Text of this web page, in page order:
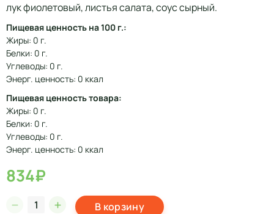
лук фиолетовый, листья салата, соус сырный.
Пищевая ценность на 100 г.:
Жиры: 0 г.
Белки: 0 г.
Углеводы: 0 г.
Энерг. ценность: 0 ккал
Пищевая ценность товара:
Жиры: 0 г.
Белки: 0 г.
Углеводы: 0 г.
Энерг. ценность: 0 ккал
834₽
В корзину